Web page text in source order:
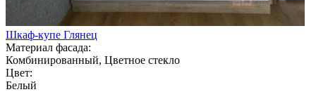
Шкаф-купе Глянец
Материал фасада:
Комбинированный, Цветное стекло
Цвет:
Белый